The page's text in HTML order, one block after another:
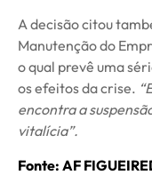
A decisão citou
Manutenção do
o qual prevê uma
os efeitos da crise.
encontra a
vitalícia”.
Fonte: AF